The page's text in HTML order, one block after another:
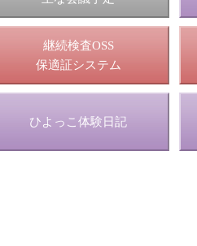
継続検査OSS
保適証システム
ひよっこ体験日記